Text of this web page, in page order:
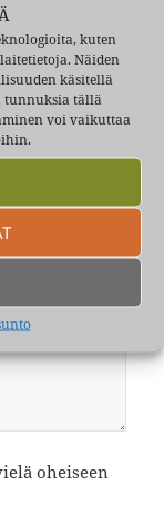
kuten
Näiden
käsitellä
tunnuksia tällä
voi vaikuttaa
oheiseen